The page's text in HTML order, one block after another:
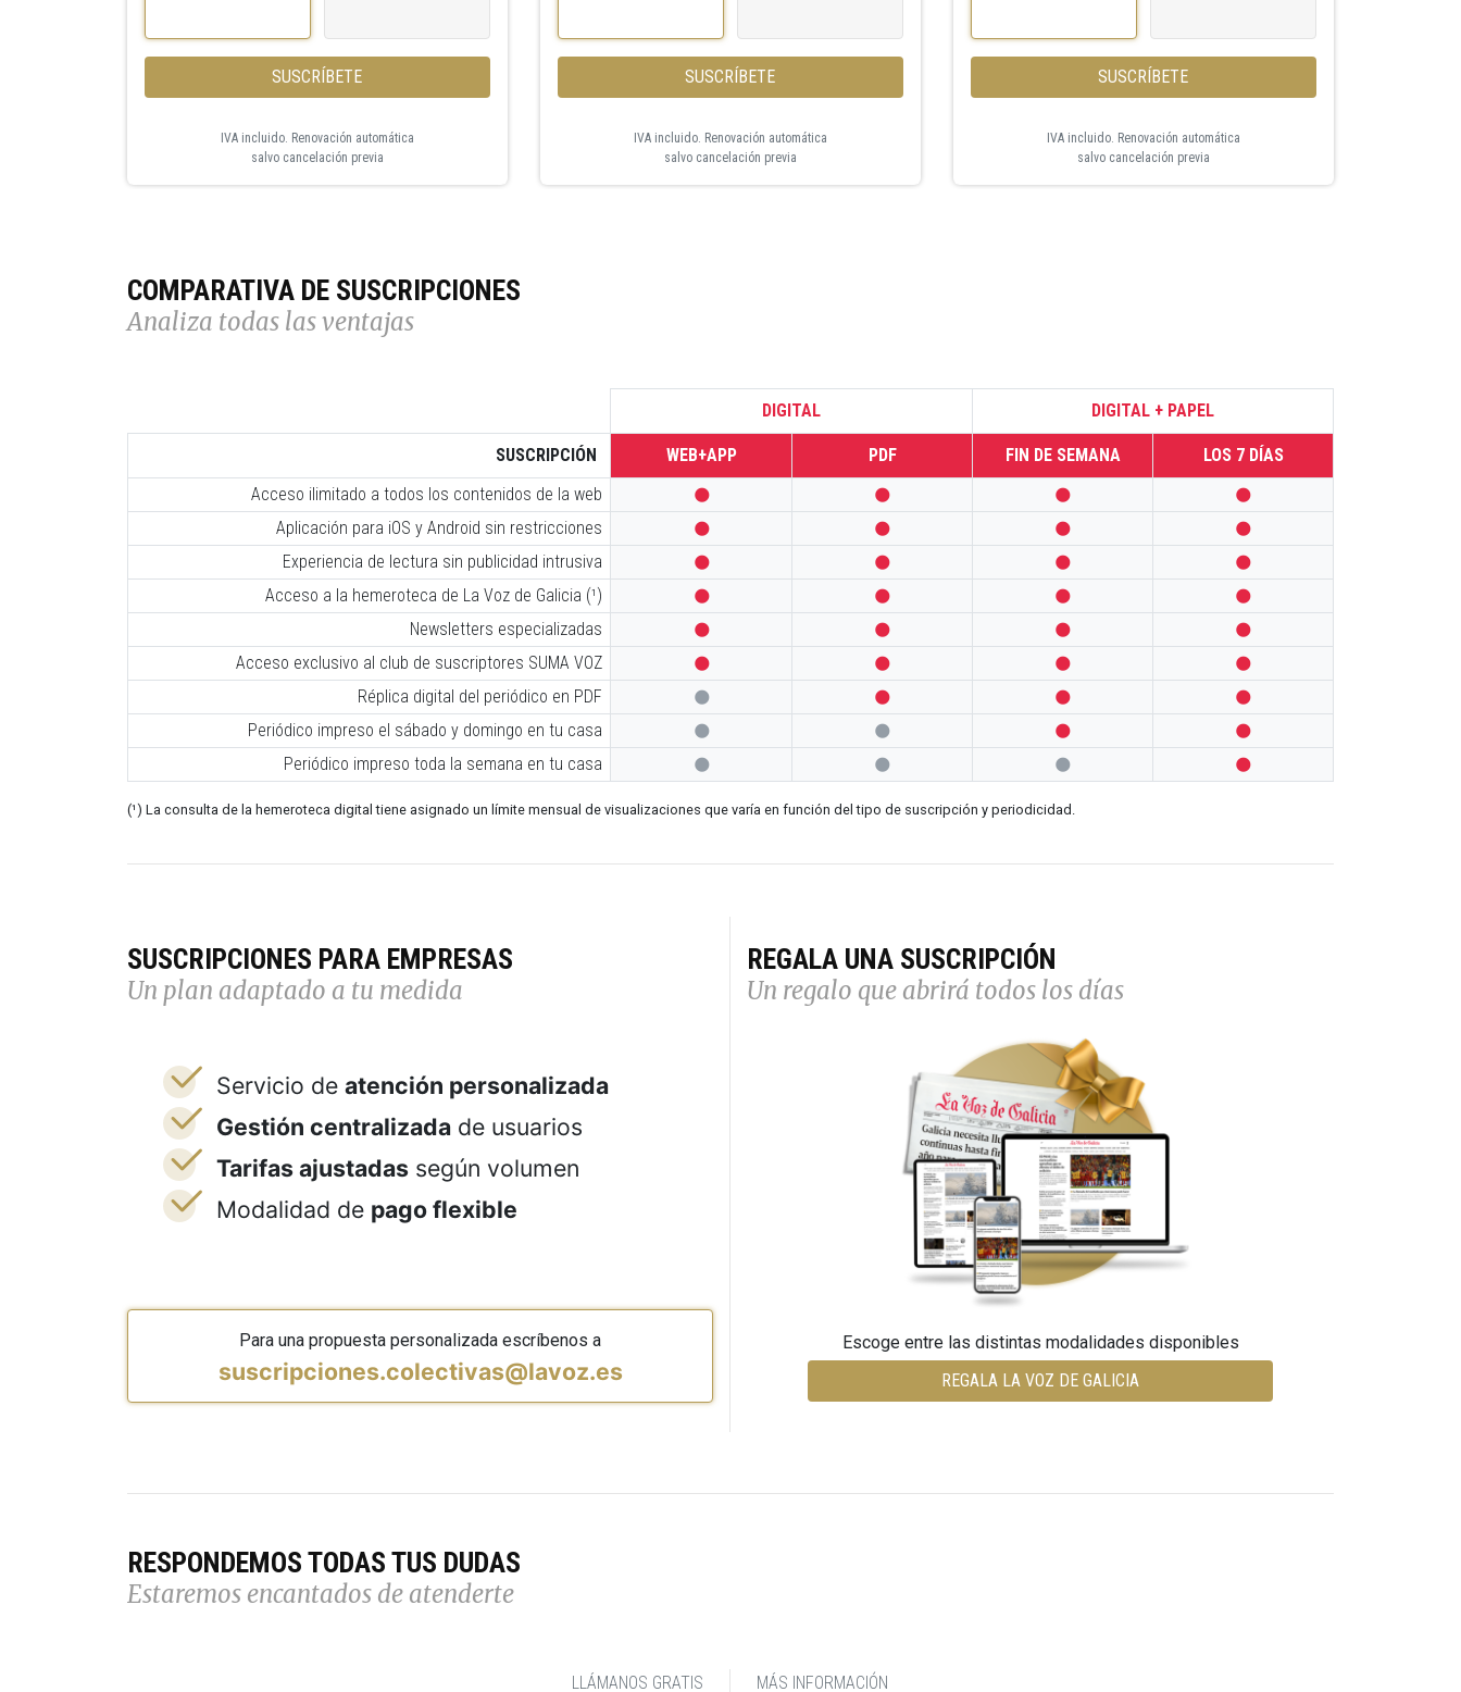
SUSCRÍBETE
IVA incluido. Renovación automática
salvo cancelación previa
SUSCRÍBETE
IVA incluido. Renovación automática
salvo cancelación previa
SUSCRÍBETE
IVA incluido. Renovación automática
salvo cancelación previa
COMPARATIVA DE SUSCRIPCIONES
Analiza todas las ventajas
DIGITAL DIGITAL + PAPEL
SUSCRIPCIÓN WEB+APP PDF FIN DE SEMANA
LOS 7 DÍAS
Acceso ilimitado a todos los contenidos de la web
   
Aplicación para iOS y Android sin restricciones    
Experiencia de lectura sin publicidad intrusiva    
Acceso a la hemeroteca de La Voz de Galicia (¹)    
Newsletters especializadas    
Acceso exclusivo al club de suscriptores SUMA VOZ    
Réplica digital del periódico en PDF    
Periódico impreso el sábado y domingo en tu casa    
Periódico impreso toda la semana en tu casa    
(¹) La consulta de la hemeroteca digital tiene asignado un límite mensual de visualizaciones que varía en función del tipo de suscripción y periodicidad.
SUSCRIPCIONES PARA EMPRESAS
Un plan adaptado a tu medida
Servicio de atención personalizada
Gestión centralizada de usuarios
Tarifas ajustadas según volumen
Modalidad de pago flexible
Para una propuesta personalizada escríbenos a
suscripciones.colectivas@lavoz.es
REGALA UNA SUSCRIPCIÓN
Un regalo que abrirá todos los días
Escoge entre las distintas modalidades disponibles
REGALA LA VOZ DE GALICIA
RESPONDEMOS TODAS TUS DUDAS
Estaremos encantados de atenderte
LLÁMANOS GRATIS MÁS INFORMACIÓN